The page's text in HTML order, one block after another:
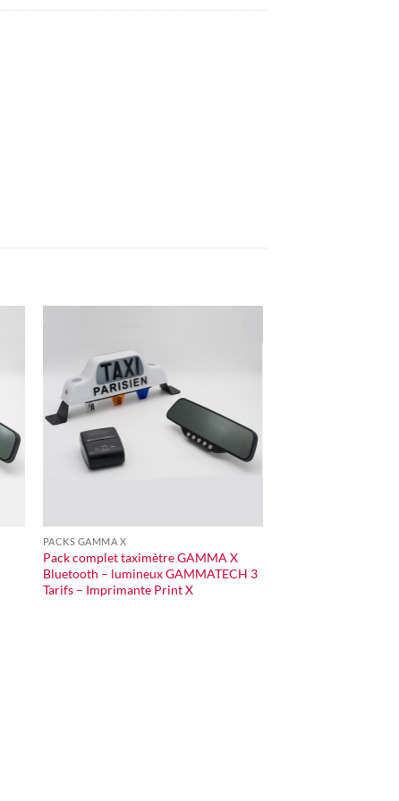
PACKS GAMMA X
Pack complet taximètre GAMMA X
Bluetooth – lumineux GAMMATECH 3
Tarifs – Imprimante Print X